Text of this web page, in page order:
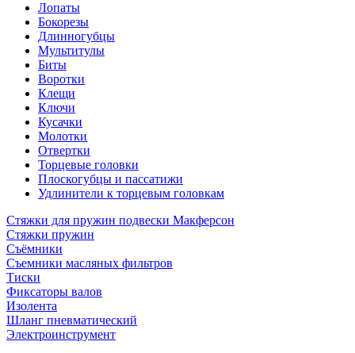
Лопаты
Бокорезы
Длинногубцы
Мультитулы
Биты
Воротки
Клещи
Ключи
Кусачки
Молотки
Отвертки
Торцевые головки
Плоскогубцы и пассатижи
Удлинители к торцевым головкам
Стяжки для пружин подвески Макферсон
Стяжки пружин
Съёмники
Съемники масляных фильтров
Тиски
Фиксаторы валов
Изолента
Шланг пневматический
Электроинструмент